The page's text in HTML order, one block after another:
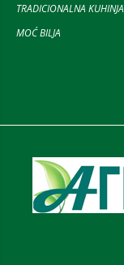
TRADICIONALNA KUHINJA
MOĆ BILJA